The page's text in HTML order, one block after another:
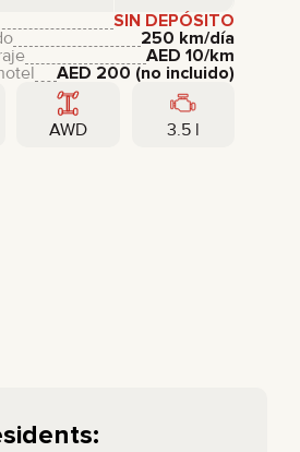
SIN DEPÓSITO
250 km/día
AED 10/km
AED 200 (no incluido)
AWD 3.5 l